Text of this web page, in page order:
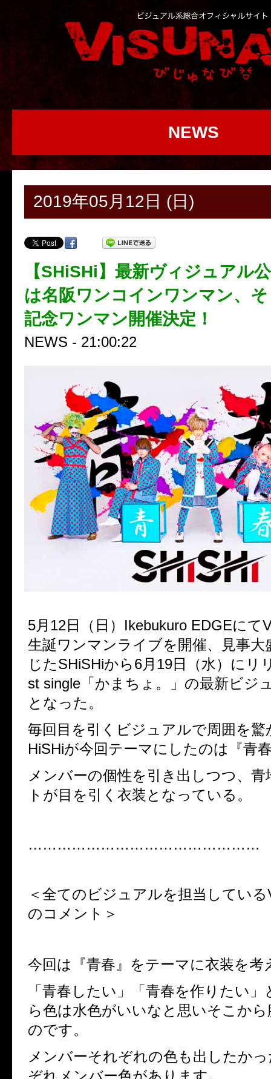
NEWS
2019年05月12日 (日)
【SHiSHi】最新ヴィジュアル
は名阪ワンコインワンマン、
記念ワンマン開催決定！
NEWS - 21:00:22
5月 12日（日） Ikebukuro EDGEにて
生誕ワンマンライブを開催、見事大
じたSHiSHiから6月 19日（水）にリ
st single 「かまちょ。」の最新ビジ
となった。
毎回目を引くビジュアルで周囲を
HiSHiが今回テーマにしたのは『青
メンバーの個性を引き出しつつ、
トが目を引く衣装となっている。
…………………………………………
＜全てのビジュアルを担当している
のコメント＞
今回は『青春』をテーマに衣装を考
「青春したい」「青春を作りたい
ら色は水色がいいなと思いそこか
のです。
メンバーそれぞれの色も出したか